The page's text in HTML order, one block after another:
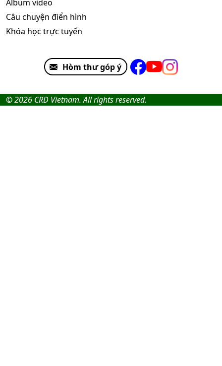
Album video
Câu chuyện điển hình
Khóa học trực tuyến
Hòm thư góp ý
© 2026 CRD Vietnam. All rights reserved.